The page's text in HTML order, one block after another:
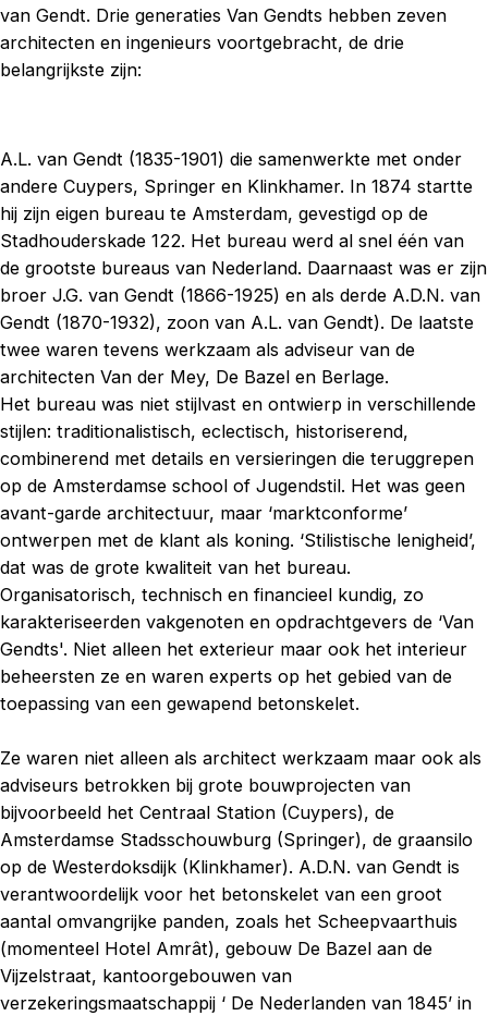
van Gendt. Drie generaties Van Gendts hebben zeven
architecten en ingenieurs voortgebracht, de drie
belangrijkste zijn:
A.L. van Gendt (1835-1901) die samenwerkte met onder
andere Cuypers, Springer en Klinkhamer. In 1874 startte
hij zijn eigen bureau te Amsterdam, gevestigd op de
Stadhouderskade 122. Het bureau werd al snel één van
de grootste bureaus van Nederland. Daarnaast was er zijn
broer J.G. van Gendt (1866-1925) en als derde A.D.N. van
Gendt (1870-1932), zoon van A.L. van Gendt). De laatste
twee waren tevens werkzaam als adviseur van de
architecten Van der Mey, De Bazel en Berlage.
Het bureau was niet stijlvast en ontwierp in verschillende
stijlen: traditionalistisch, eclectisch, historiserend,
combinerend met details en versieringen die teruggrepen
op de Amsterdamse school of Jugendstil. Het was geen
avant-garde architectuur, maar ‘marktconforme’
ontwerpen met de klant als koning. ‘Stilistische lenigheid’,
dat was de grote kwaliteit van het bureau.
Organisatorisch, technisch en financieel kundig, zo
karakteriseerden vakgenoten en opdrachtgevers de ‘Van
Gendts'. Niet alleen het exterieur maar ook het interieur
beheersten ze en waren experts op het gebied van de
toepassing van een gewapend betonskelet.
Ze waren niet alleen als architect werkzaam maar ook als
adviseurs betrokken bij grote bouwprojecten van
bijvoorbeeld het Centraal Station (Cuypers), de
Amsterdamse Stadsschouwburg (Springer), de graansilo
op de Westerdoksdijk (Klinkhamer). A.D.N. van Gendt is
verantwoordelijk voor het betonskelet van een groot
aantal omvangrijke panden, zoals het Scheepvaarthuis
(momenteel Hotel Amrât), gebouw De Bazel aan de
Vijzelstraat, kantoorgebouwen van
verzekeringsmaatschappij ‘ De Nederlanden van 1845’ in